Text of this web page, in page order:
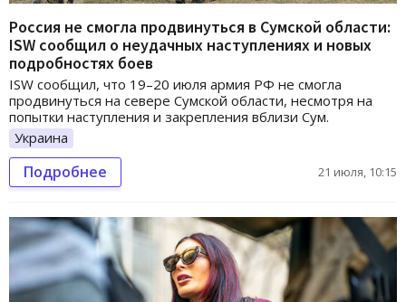
Россия не смогла продвинуться в Сумской области:
ISW сообщил о неудачных наступлениях и новых
подробностях боев
ISW сообщил, что 19–20 июля армия РФ не смогла
продвинуться на севере Сумской области, несмотря на
попытки наступления и закрепления вблизи Сум.
Украина
Подробнее 21 июля, 10:15